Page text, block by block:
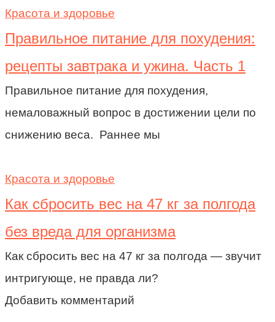
Красота и здоровье
Правильное питание для похудения:
рецепты завтрака и ужина. Часть 1
Правильное питание для похудения,
немаловажный вопрос в достижении цели по
снижению веса. Раннее мы
Красота и здоровье
Как сбросить вес на 47 кг за полгода
без вреда для организма
Как сбросить вес на 47 кг за полгода — звучит
интригующе, не правда ли?
Добавить комментарий